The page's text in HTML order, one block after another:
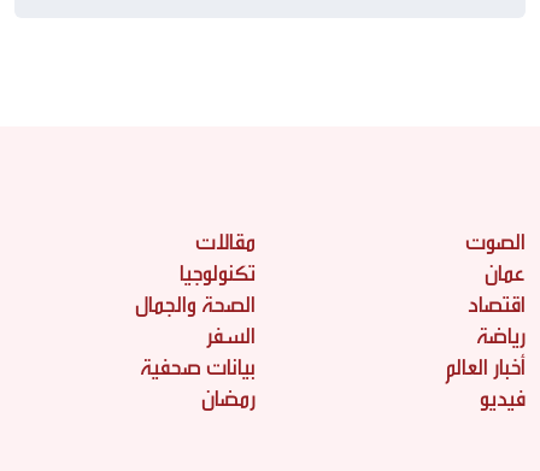
الصوت
عمان
اقتصاد
رياضة
أخبار العالم
فيديو
مقالات
تكنولوجيا
الصحة والجمال
السفر
بيانات صحفية
رمضان